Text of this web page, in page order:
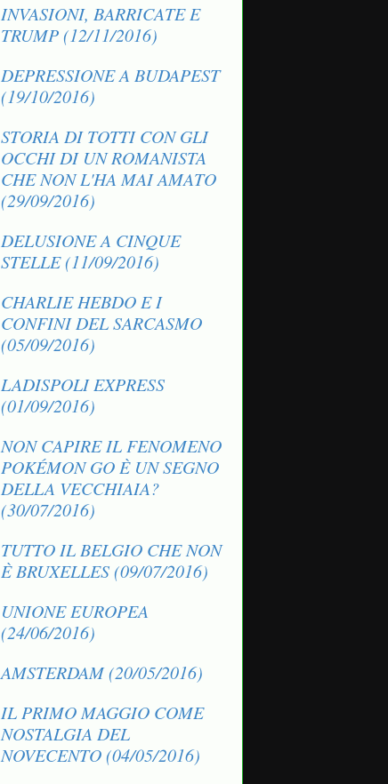
INVASIONI, BARRICATE E
TRUMP (12/11/2016)
DEPRESSIONE A BUDAPEST
(19/10/2016)
STORIA DI TOTTI CON GLI
OCCHI DI UN ROMANISTA
CHE NON L'HA MAI AMATO
(29/09/2016)
DELUSIONE A CINQUE
STELLE (11/09/2016)
CHARLIE HEBDO E I
CONFINI DEL SARCASMO
(05/09/2016)
LADISPOLI EXPRESS
(01/09/2016)
NON CAPIRE IL FENOMENO
POKÉMON GO È UN SEGNO
DELLA VECCHIAIA?
(30/07/2016)
TUTTO IL BELGIO CHE NON
È BRUXELLES (09/07/2016)
UNIONE EUROPEA
(24/06/2016)
AMSTERDAM (20/05/2016)
IL PRIMO MAGGIO COME
NOSTALGIA DEL
NOVECENTO (04/05/2016)